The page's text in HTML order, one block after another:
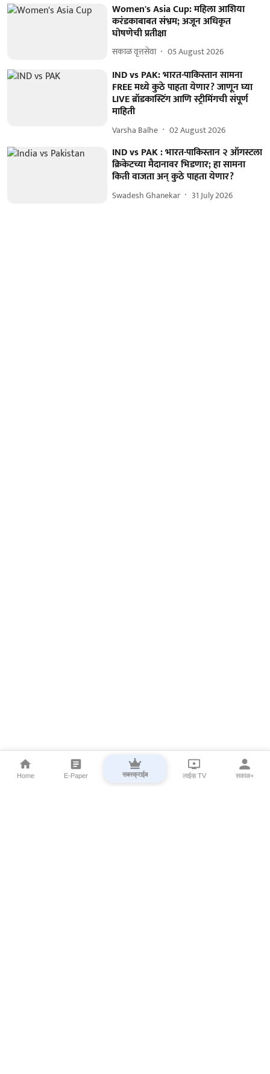
Women's Asia Cup: महिला आशिया
करंडकाबाबत संभ्रम; अजून अधिकृत
घोषणेची प्रतीक्षा
सकाळ वृत्तसेवा 05 August 2026
IND vs PAK: भारत-पाकिस्तान सामना
FREE मध्ये कुठे पाहता येणार? जाणून घ्या
LIVE ब्रॉडकास्टिंग आणि स्ट्रीमिंगची संपूर्ण
माहिती
Varsha Balhe 02 August 2026
IND vs PAK : भारत-पाकिस्तान २ ऑगस्टला
क्रिकेटच्या मैदानावर भिडणार; हा सामना
किती वाजता अन् कुठे पाहता येणार?
Swadesh Ghanekar 31 July 2026
Home E-Paper सबस्क्राईब लाईव्ह TV सकाळ+